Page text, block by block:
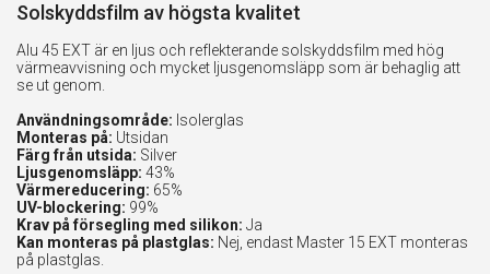
Solskyddsfilm av högsta kvalitet
Alu 45 EXT är en ljus och reflekterande solskyddsfilm med hög
värmeavvisning och mycket ljusgenomsläpp som är behaglig att
se ut genom.
Användningsområde: Isolerglas
Monteras på: Utsidan
Färg från utsida: Silver
Ljusgenomsläpp: 43%
Värmereducering: 65%
UV-blockering: 99%
Krav på försegling med silikon: Ja
Kan monteras på plastglas: Nej, endast Master 15 EXT monteras
på plastglas.